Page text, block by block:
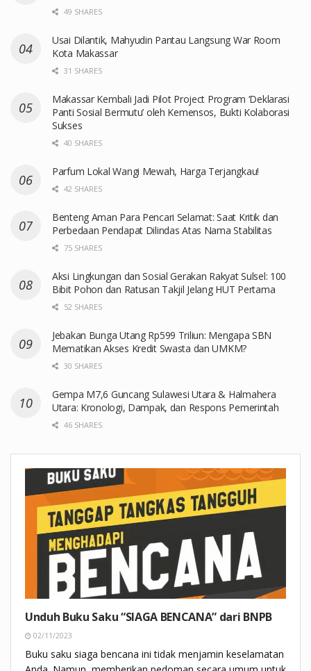
49 SHARES
Usai Dilantik, Mahyudin Pantau Langsung War Room
Kota Makassar
31 SHARES
Makassar Kembali Jadi Pilot Project Program ‘Deklarasi
Panti Sosial Bermutu’ oleh Kemensos, Bukti Kolaborasi
Sukses
40 SHARES
Parfum Lokal Wangi Mewah, Harga Terjangkau!
42 SHARES
Benteng Aman Para Pencari Selamat: Saat Kritik dan
Perbedaan Pendapat Dilindas Atas Nama Stabilitas
75 SHARES
Aksi Lingkungan dan Sosial Gerakan Rakyat Sulsel: 100
Bibit Pohon dan Ratusan Takjil Jelang HUT Pertama
52 SHARES
Jebakan Bunga Utang Rp599 Triliun: Mengapa SBN
Mematikan Akses Kredit Swasta dan UMKM?
30 SHARES
Gempa M7,6 Guncang Sulawesi Utara & Halmahera
Utara: Kronologi, Dampak, dan Respons Pemerintah
46 SHARES
Unduh Buku Saku “SIAGA BENCANA” dari BNPB
02/11/2023
Buku saku siaga bencana ini tidak menjamin keselamatan